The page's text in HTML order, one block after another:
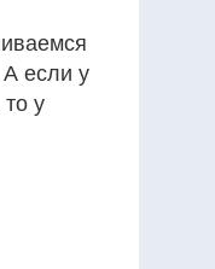
если у
у